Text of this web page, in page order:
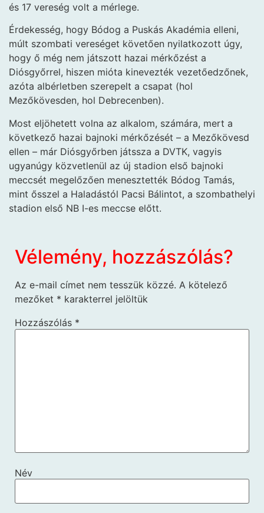
és 17 vereség volt a mérlege.
Érdekesség, hogy Bódog a Puskás Akadémia elleni,
múlt szombati vereséget követően nyilatkozott úgy,
hogy ő még nem játszott hazai mérkőzést a
Diósgyőrrel, hiszen mióta kinevezték vezetőedzőnek,
azóta albérletben szerepelt a csapat (hol
Mezőkövesden, hol Debrecenben).
Most eljöhetett volna az alkalom, számára, mert a
következő hazai bajnoki mérkőzését – a Mezőkövesd
ellen – már Diósgyőrben játssza a DVTK, vagyis
ugyanúgy közvetlenül az új stadion első bajnoki
meccsét megelőzően menesztették Bódog Tamás,
mint ősszel a Haladástól Pacsi Bálintot, a szombathelyi
stadion első NB I-es meccse előtt.
Vélemény, hozzászólás?
Az e-mail címet nem tesszük közzé. A kötelező
mezőket * karakterrel jelöltük
Hozzászólás *
Név